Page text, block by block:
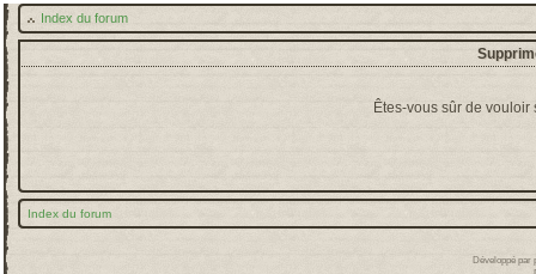
Index du forum
Êtes-vous sûr de
Index du forum
Développé par